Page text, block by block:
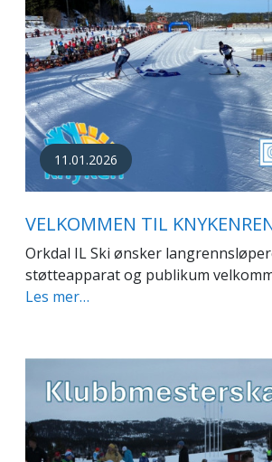
11.01.2026
VELKOMMEN TIL
Orkdal IL Ski ønsker
støtteapparat og publikum
Les mer…